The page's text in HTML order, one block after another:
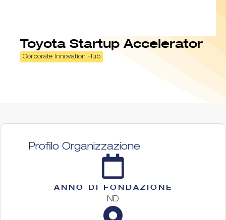
Toyota Startup Accelerator
Corporate Innovation Hub
Profilo Organizzazione
ANNO DI FONDAZIONE
ND